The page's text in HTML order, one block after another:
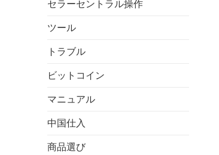
セラーセントラル操作
ツール
トラブル
ビットコイン
マニュアル
中国仕入
商品選び